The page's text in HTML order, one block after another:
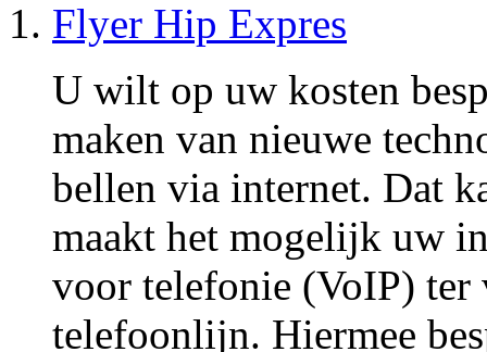
Flyer Hip Expres
U wilt op uw kosten
maken van nieuwe
bellen via internet. Dat
maakt het mogelijk uw
voor telefonie (VoIP) ter
telefoonlijn. Hiermee